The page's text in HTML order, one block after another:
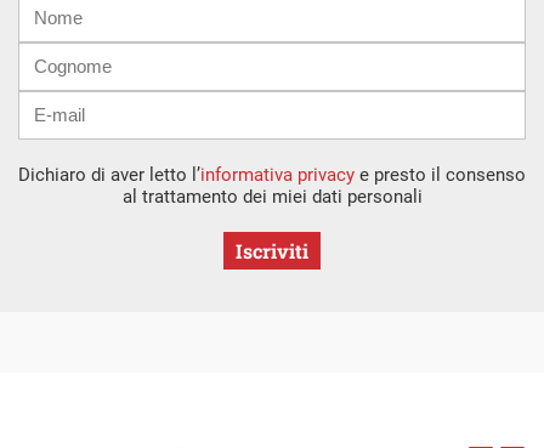
mail
Dichiaro di aver letto l’informativa privacy e presto il consenso
al trattamento dei miei dati personali
Iscriviti